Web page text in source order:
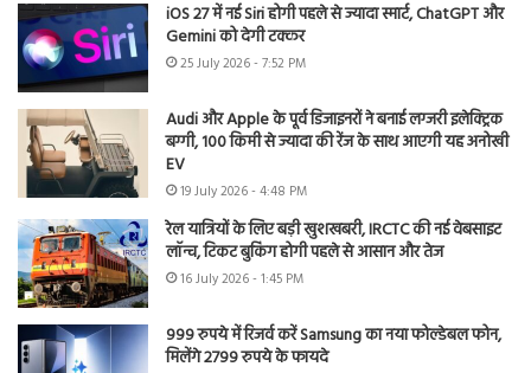
iOS 27 में नई Siri होगी पहले से ज्यादा स्मार्ट, ChatGPT और
Gemini को देगी टक्कर
25 July 2026 - 7:52 PM
Audi और Apple के पूर्व डिजाइनरों ने बनाई लग्जरी इलेक्ट्रिक
बग्गी, 100 किमी से ज्यादा की रेंज के साथ आएगी यह अनोखी
EV
19 July 2026 - 4:48 PM
रेल यात्रियों के लिए बड़ी खुशखबरी, IRCTC की नई वेबसाइट
लॉन्च, टिकट बुकिंग होगी पहले से आसान और तेज
16 July 2026 - 1:45 PM
999 रुपये में रिजर्व करें Samsung का नया फोल्डेबल फोन,
मिलेंगे 2799 रुपये के फायदे